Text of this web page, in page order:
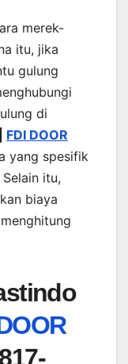
merek-
itu, jika
gulung
di
FDI DOOR
yang spesifik
itu,
biaya